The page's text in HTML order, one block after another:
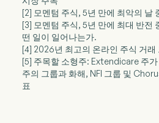
[2] 모멘텀 주식, 5년 만에 최악의 날
[3] 모멘텀 주식, 5년 만에 최대 반전
떤 일이 일어나는가.
[4] 2026년 최고의 온라인 주식 거래
[5] 주목할 소형주: Extendicare 주
주의 그룹과 화해, NFI 그룹 및
표